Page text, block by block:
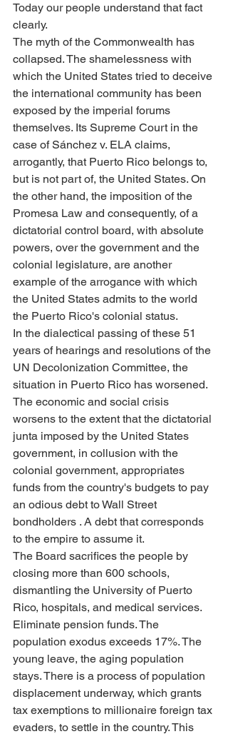
Today our people understand that fact
clearly.
The myth of the Commonwealth has
collapsed. The shamelessness with
which the United States tried to deceive
the international community has been
exposed by the imperial forums
themselves. Its Supreme Court in the
case of Sánchez v. ELA claims,
arrogantly, that Puerto Rico belongs to,
but is not part of, the United States. On
the other hand, the imposition of the
Promesa Law and consequently, of a
dictatorial control board, with absolute
powers, over the government and the
colonial legislature, are another
example of the arrogance with which
the United States admits to the world
the Puerto Rico's colonial status.
In the dialectical passing of these 51
years of hearings and resolutions of the
UN Decolonization Committee, the
situation in Puerto Rico has worsened.
The economic and social crisis
worsens to the extent that the dictatorial
junta imposed by the United States
government, in collusion with the
colonial government, appropriates
funds from the country's budgets to pay
an odious debt to Wall Street
bondholders . A debt that corresponds
to the empire to assume it.
The Board sacrifices the people by
closing more than 600 schools,
dismantling the University of Puerto
Rico, hospitals, and medical services.
Eliminate pension funds. The
population exodus exceeds 17%. The
young leave, the aging population
stays. There is a process of population
displacement underway, which grants
tax exemptions to millionaire foreign tax
evaders, to settle in the country. This